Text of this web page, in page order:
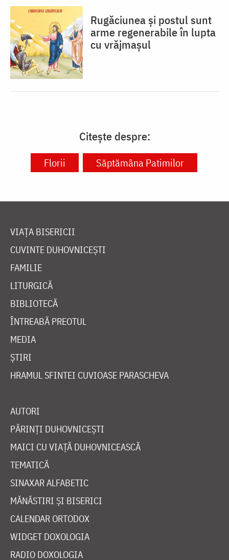
Rugăciunea și postul sunt
arme regenerabile în lupta
cu vrăjmașul
Citește despre:
Florii Săptămâna Patimilor
VIAȚA BISERICII
CUVINTE DUHOVNICEȘTI
FAMILIE
LITURGICĂ
BIBLIOTECĂ
ÎNTREABĂ PREOTUL
MEDIA
ȘTIRI
HRAMUL SFINTEI CUVIOASE PARASCHEVA
AUTORI
PĂRINȚI DUHOVNICEȘTI
MAICI CU VIAȚĂ DUHOVNICEASCĂ
TEMATICĂ
SINAXAR ALFABETIC
MĂNĂSTIRI ȘI BISERICI
CALENDAR ORTODOX
WIDGET DOXOLOGIA
RADIO DOXOLOGIA